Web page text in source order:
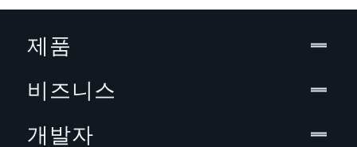
제품
비즈니스
개발자